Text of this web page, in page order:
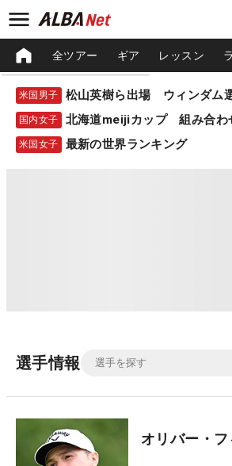
全ツアー ギア レッスン
米国男子 松山英樹ら出場 ウィンダム
国内女子 北海道meijiカップ 組み合わ
米国女子 最新の世界ランキング
選手情報
オリバー・